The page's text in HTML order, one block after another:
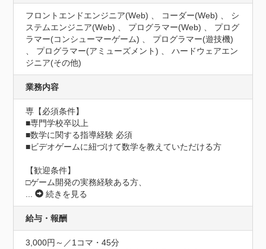
フロントエンドエンジニア(Web) 、 コーダー(Web) 、 シ
ステムエンジニア(Web) 、 プログラマー(Web) 、 プログ
ラマー(コンシューマーゲーム) 、 プログラマー(遊技機)
、 プログラマー(アミューズメント) 、 ハードウェアエン
ジニア(その他)
業務内容
専【必須条件】
■専門学校卒以上
■数学に関する指導経験 必須
■ビデオゲームに紐づけて数学を教えていただける方
【歓迎条件】
□ゲーム開発の実務経験ある方、
...
続きを見る
給与・報酬
3,000円～／1コマ・45分